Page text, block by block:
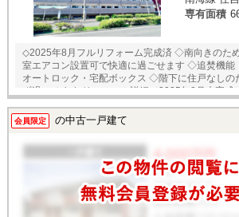
専有面積
◇2025年8月フルリフォーム完成済 ◇南向きのため陽当たり良好！ ◇全居
室エアコン設置可で快適に過ごせます ◇追焚機能・浴室暖房乾燥機付 ◇
オートロック・宅配ボックス ◇階下に住戸なしのため、生活音に気にせ
ず過ごせます リフォーム詳細（2025年8月末完成） ・システムキッチ
レ（温水洗浄便座付き）・給湯器交換・フローリ
下・各洋室）・CF貼替（洗面・トイレ）・クロス
会員限定 の中古一戸建て